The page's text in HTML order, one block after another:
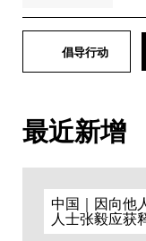
倡导行动
最近新增
中国｜因向他
人士张毅应获